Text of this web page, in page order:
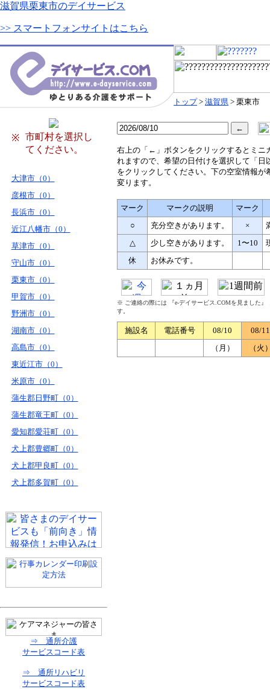
滋賀県栗東市のデイサービス
>> スマートフォンサイトはこちら
トップ> 滋賀県 > 栗東市
※
市町村を選択し
てください。
大津市（0）
彦根市（0）
長浜市（0）
近江八幡市（0）
草津市（0）
守山市（0）
栗東市（0）
甲賀市（0）
野洲市（0）
湖南市（0）
高島市（0）
東近江市（0）
米原市（0）
蒲生郡日野町（0）
蒲生郡竜王町（0）
愛知郡愛荘町（0）
犬上郡豊郷町（0）
犬上郡甲良町（0）
犬上郡多賀町（0）
⇒ 通所介護
サービスコード表
⇒ 通所リハビリ
サービスコード表
右上の「←」ボタンをクリックするとミニ
れますので、希望の日付けを選択して「日
をクリックしてください。下の空室情報が
変ります。
マーク マークの説明
マーク
○
充分空きがあります。 ×
△
少し空きがあります。 1〜10
休
お休みです。
※ ご連絡の際には 『e-デイサービス.COMを見ました
す。
施設名 電話番号 08/10
08/11
（月）
（火